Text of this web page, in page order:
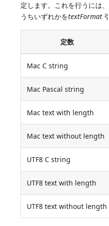
定します。これを行うには、
うちいずれかをtextFormat
定数
Mac C string
Mac Pascal string
Mac text with length
Mac text without length
UTF8 C string
UTF8 text with length
UTF8 text without length